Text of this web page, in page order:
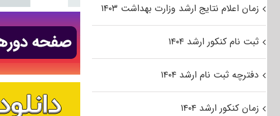
زمان اعلام نتایج ارشد وزارت بهداشت ۱۴۰۳
ثبت نام کنکور ارشد ۱۴۰۴
دفترچه ثبت نام ارشد ۱۴۰۴
زمان کنکور ارشد ۱۴۰۴